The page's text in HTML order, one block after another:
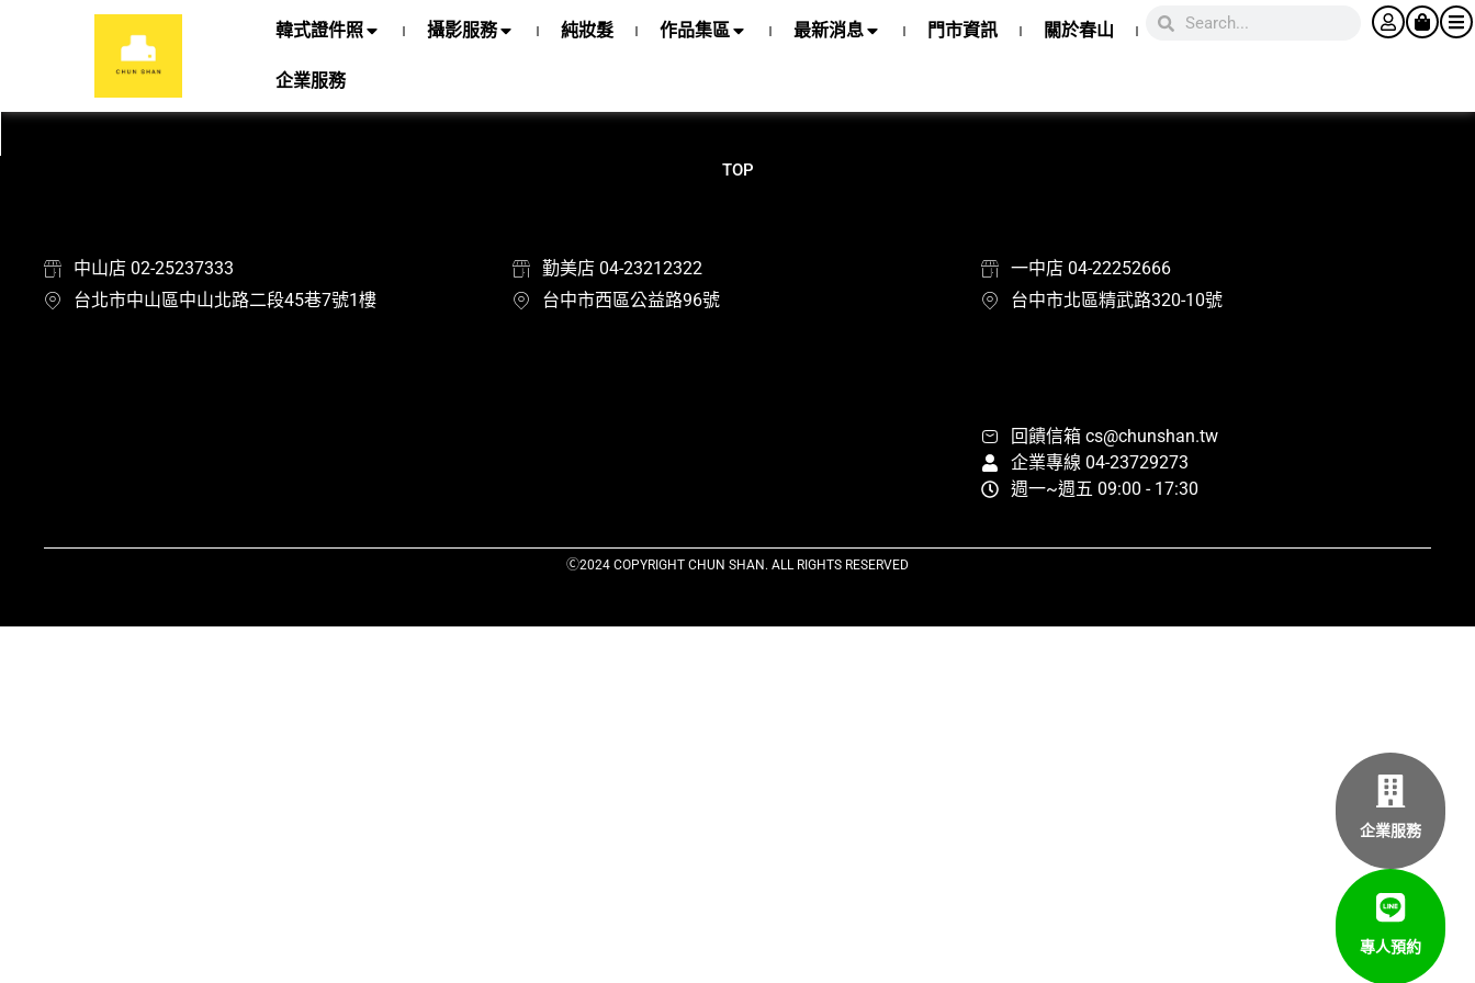
韓式證件照 攝影服務 純妝髮 作品集區 最新消息 門市資訊 關於春山
企業服務
企業服務
專人預約
TOP
中山店 02-25237333
台北市中山區中山北路二段45巷7號1樓
勤美店 04-23212322
台中市西區公益路96號
一中店 04-22252666
台中市北區精武路320-10號
回饋信箱 cs@chunshan.tw
企業專線 04-23729273
週一~週五 09:00 - 17:30
Ⓒ2024 COPYRIGHT CHUN SHAN. ALL RIGHTS RESERVED